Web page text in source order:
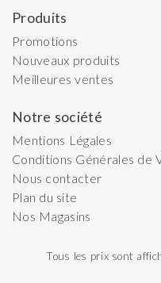
Produits
Promotions
Nouveaux produits
Meilleures ventes
Notre société
Mentions Légales
Conditions Générales de
Nous contacter
Plan du site
Nos Magasins
Tous les prix sont